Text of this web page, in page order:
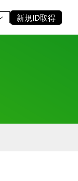
新規ID取得